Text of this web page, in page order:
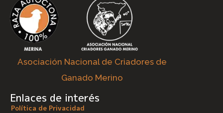
Asociación Nacional de Criadores de
Ganado Merino
Enlaces de interés
Política de Privacidad